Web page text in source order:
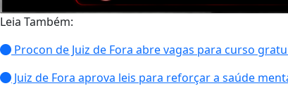
Leia Também:
Procon de Juiz de Fora abre vagas para curso
Juiz de Fora aprova leis para reforçar a saúde